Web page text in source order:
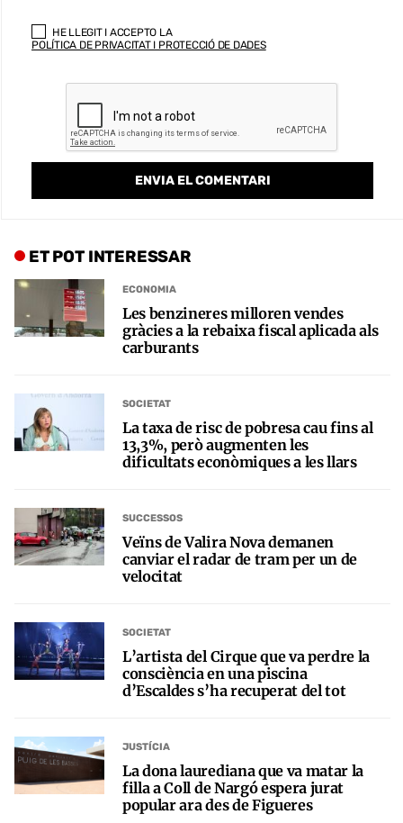
HE LLEGIT I ACCEPTO LA
POLÍTICA DE PRIVACITAT I PROTECCIÓ DE DADES
ET POT INTERESSAR
ECONOMIA
Les benzineres milloren vendes
gràcies a la rebaixa fiscal aplicada als
carburants
SOCIETAT
La taxa de risc de pobresa cau fins al
13,3%, però augmenten les
dificultats econòmiques a les llars
SUCCESSOS
Veïns de Valira Nova demanen
canviar el radar de tram per un de
velocitat
SOCIETAT
L’artista del Cirque que va perdre la
consciència en una piscina
d’Escaldes s’ha recuperat del tot
JUSTÍCIA
La dona laurediana que va matar la
filla a Coll de Nargó espera jurat
popular ara des de Figueres